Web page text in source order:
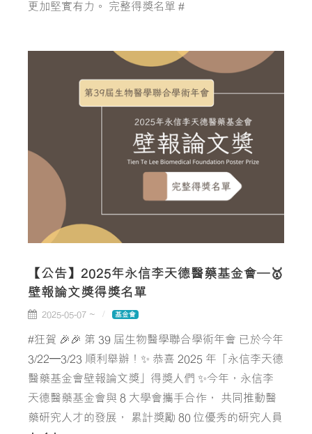
更加堅實有力。 完整得獎名單 #
【公告】2025年永信李天德醫藥基金會—🥇
壁報論文獎得獎名單
2025-05-07 ~ 基金會
#狂賀 🎉🎉 第 39 屆生物醫學聯合學術年會 已於今年
3/22–3/23 順利舉辦！✨ 恭喜 2025 年「永信李天德
醫藥基金會壁報論文獎」得獎人們 ✨今年，永信李
天德醫藥基金會與 8 大學會攜手合作， 共同推動醫
藥研究人才的發展， 累計獎勵 80 位優秀的研究人員